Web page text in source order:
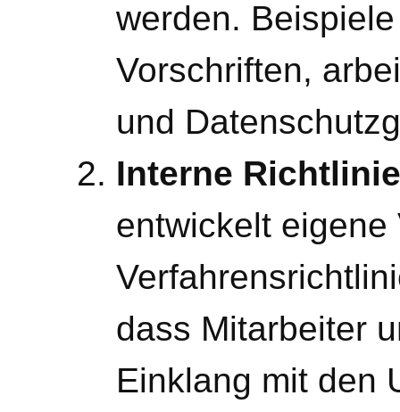
werden.
Vorschriften,
und
Interne
entwickelt eigene
dass Mitarbeiter
Einklang mit den